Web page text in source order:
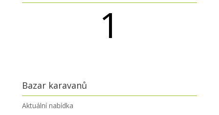
1
Bazar karavanů
Aktuální nabídka